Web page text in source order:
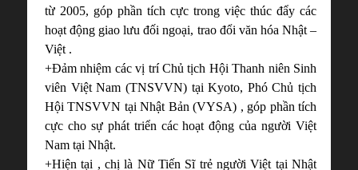
từ 2005, góp phần tích cực trong việc thúc đẩy các
hoạt động giao lưu đối ngoại, trao đổi văn hóa Nhật –
Việt .
+Đảm nhiệm các vị trí Chủ tịch Hội Thanh niên Sinh
viên Việt Nam (TNSVVN) tại Kyoto, Phó Chủ tịch
Hội TNSVVN tại Nhật Bản (VYSA) , góp phần tích
cực cho sự phát triển các hoạt động của người Việt
Nam tại Nhật.
+Hiện tại , chị là Nữ Tiến Sĩ trẻ người Việt tại Nhật